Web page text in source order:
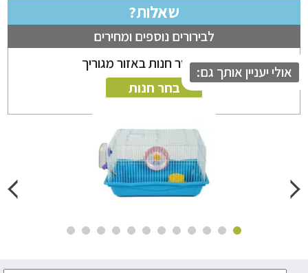
שאלות?
לבירורים נוספים ומחירים
ניתן לבחור חנות באזור מגוריך
בחר חנות
יעניין אותך גם: